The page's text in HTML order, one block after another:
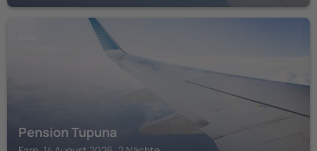
Pension Tupuna